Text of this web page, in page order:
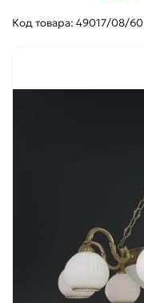
Код товара: 49017/08/60